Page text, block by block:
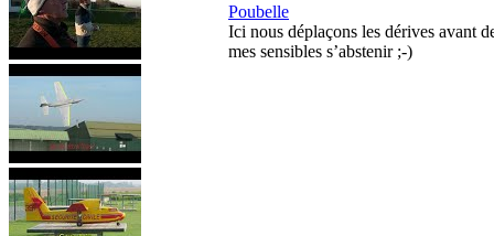
Poubelle
Ici nous déplaçons les dérives avant
mes sensibles s’abstenir ;-)